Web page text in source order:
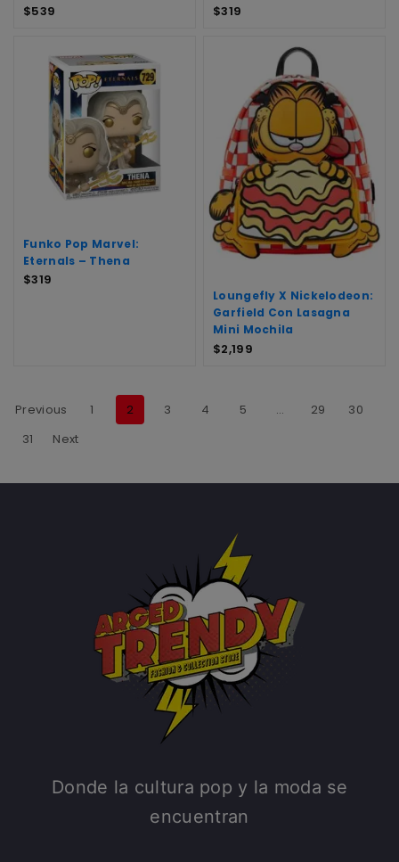
$539 $319
Funko Pop Marvel:
Eternals – Thena
$319
Loungefly X Nickelodeon:
Garfield Con Lasagna
Mini Mochila
$2,199
Previous 1 2 3 4 5 … 29
30
31
Next
Donde la cultura pop y la moda se
encuentran